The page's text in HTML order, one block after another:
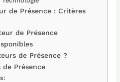
de Présence : Critères
de Présence
de Présence ?
de Présence